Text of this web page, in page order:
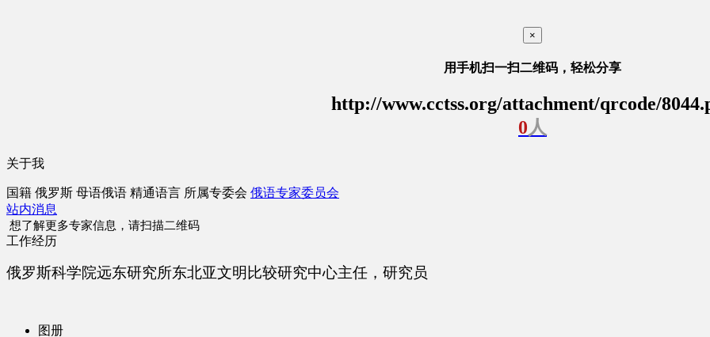
×
用手机扫一扫二维码，轻松分享
http://www.cctss.org/attachment/qrcode/
0人
关于我
国籍 俄罗斯 母语俄语 精通语言 所属专委会 俄语专家委员会
站内消息
想了解更多专家信息，请扫描二维码
工作经历
俄罗斯科学院远东研究所东北亚文明比较研究中心主任 ， 研究员
图册